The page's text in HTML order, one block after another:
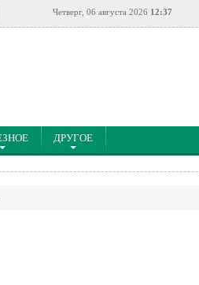
Четверг, 06 августа 2026 12:37
ДРУГОЕ